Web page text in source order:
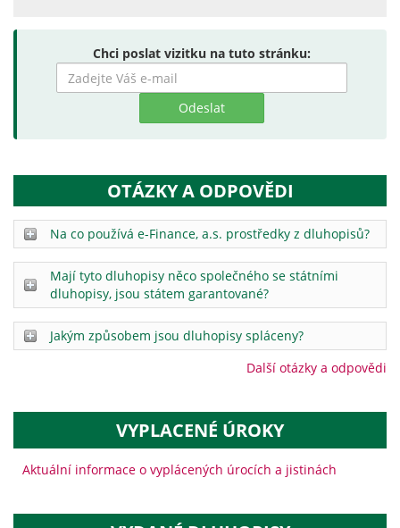
Chci poslat vizitku na tuto stránku:
Zadejte
hledaný
OTÁZKY A ODPOVĚDI
Na co používá e-Finance, a.s. prostředky z dluhopisů?
Mají tyto dluhopisy něco společného se státními
dluhopisy, jsou státem garantované?
Jakým způsobem jsou dluhopisy spláceny?
Další otázky a odpovědi
VYPLACENÉ ÚROKY
Aktuální informace o vyplácených úrocích a jistinách